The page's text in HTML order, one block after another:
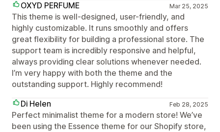
OXYD PERFUME
Mar 25, 2025
This theme is well-designed, user-friendly, and
highly customizable. It runs smoothly and offers
great flexibility for building a professional store. The
support team is incredibly responsive and helpful,
always providing clear solutions whenever needed.
I’m very happy with both the theme and the
outstanding support. Highly recommend!
Di Helen
Feb 28, 2025
Perfect minimalist theme for a modern store! We’ve
been using the Essence theme for our Shopify store,